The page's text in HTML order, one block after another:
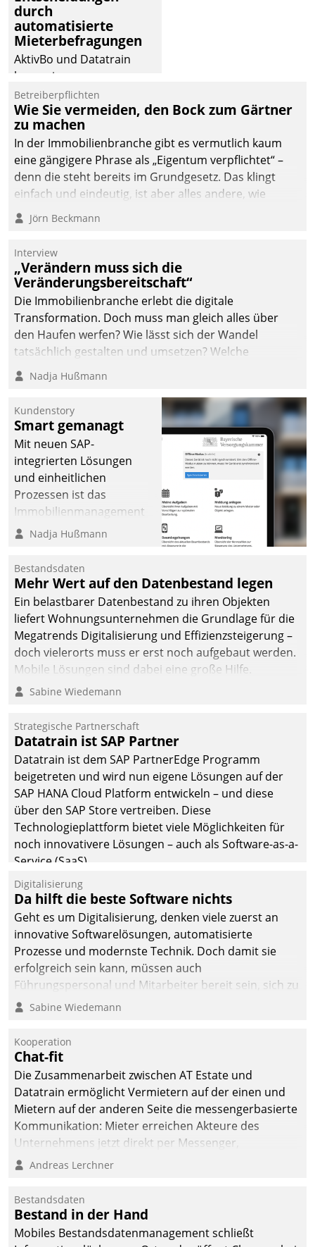
Wohnungsunternehmen
– und beschleunigt damit
den Weg vom
Mieteranliegen zum
durch
automatisierte
Mieterbefragungen
AktivBo und Datatrain
kooperieren –
Immobilienunternehmen
profitieren: Die nahtlose
Integration der Lösungen
von AktivBo und
Datatrain ermöglicht
automatisiert ausgelöste,
zielgerichtete
Mieterbefragungen – eine
starke Grundlage für
intelligente,
datengestützte
Entscheidungen.
Betreiberpflichten
Wie Sie vermeiden, den Bock zum Gärtner
zu machen
In der Immobilienbranche gibt es vermutlich kaum
eine gängigere Phrase als „Eigentum verpflichtet“ –
denn die steht bereits im Grundgesetz. Das klingt
einfach und eindeutig, ist aber alles andere, wie
Branchenbeschäftigte wissen. Denn mit der
Verantwortung folgen Verpflichtungen.
Jörn Beckmann
Interview
„Verändern muss sich die
Veränderungsbereitschaft“
Die Immobilienbranche erlebt die digitale
Transformation. Doch muss man gleich alles über
den Haufen werfen? Wie lässt sich der Wandel
tatsächlich gestalten und umsetzen? Welche
Argumente zählen wirklich?
Nadja Hußmann
Kundenstory
Smart gemanagt
Mit neuen SAP-
integrierten Lösungen
und einheitlichen
Prozessen ist das
Immobilienmanagement
der Bayerischen
Ressort Kapitalanlage für
künftige Aufgaben und
Herausforderungen
gerüstet.
Nadja Hußmann
Bestandsdaten
Mehr Wert auf den Datenbestand legen
Ein belastbarer Datenbestand zu ihren Objekten
liefert Wohnungsunternehmen die Grundlage für die
Megatrends Digitalisierung und Effizienzsteigerung –
doch vielerorts muss er erst noch aufgebaut werden.
Mobile Lösungen sind dabei eine große Hilfe.
Sabine Wiedemann
Strategische Partnerschaft
Datatrain ist SAP Partner
Datatrain ist dem SAP PartnerEdge Programm
beigetreten und wird nun eigene Lösungen auf der
SAP HANA Cloud Platform entwickeln – und diese
über den SAP Store vertreiben. Diese
Technologieplattform bietet viele Möglichkeiten für
noch innovativere Lösungen – auch als Software-as-a-
Service (SaaS).
Digitalisierung
Da hilft die beste Software nichts
Geht es um Digitalisierung, denken viele zuerst an
innovative Softwarelösungen, automatisierte
Prozesse und modernste Technik. Doch damit sie
erfolgreich sein kann, müssen auch
Führungspersonal und Mitarbeiter bereit sein, sich zu
verändern und anzupassen, sonst werden sie an ihr
Sabine Wiedemann
Kooperation
Chat-fit
Die Zusammenarbeit zwischen AT Estate und
Datatrain ermöglicht Vermietern auf der einen und
Mietern auf der anderen Seite die messengerbasierte
Kommunikation: Mieter erreichen Akteure des
Unternehmens jetzt direkt per Messenger,
Mitarbeiter oder Dienstleister empfangen oder
Andreas Lerchner
Bestandsdaten
Bestand in der Hand
Mobiles Bestandsdatenmanagement schließt